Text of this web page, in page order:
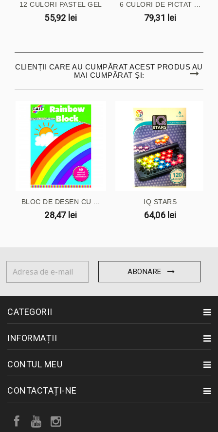
12 CULORI PASTEL GEL
55,92 lei
6 CULORI DE PICTAT ...
79,31 lei
CLIENȚII CARE AU CUMPĂRAT ACEST PRODUS AU
MAI CUMPĂRAT ȘI:
BLOC DE DESEN CU ...
28,47 lei
IQ STARS
64,06 lei
ABONARE
CATEGORII
INFORMAȚII
CONTUL MEU
CONTACTAȚI-NE